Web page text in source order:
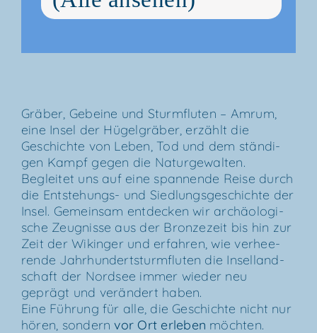
Grä­ber, Gebei­ne und Sturm­flu­ten – Amrum,
eine Insel der Hügel­grä­ber, erzählt die
Geschich­te von Leben, Tod und dem stän­di­
gen Kampf gegen die Natur­ge­wal­ten.
Beglei­tet uns auf eine span­nen­de Rei­se durch
die Ent­s­te­hungs- und Sied­lungs­ge­schich­te der
Insel. Gemein­sam ent­de­cken wir archäo­lo­gi­
sche Zeug­nis­se aus der Bron­ze­zeit bis hin zur
Zeit der Wikin­ger und erfah­ren, wie ver­hee­
ren­de Jahr­hun­dert­s­turm­flu­ten die Insel­land­
schaft der Nord­see immer wie­der neu
geprägt und ver­än­dert haben.
Eine Füh­rung für alle, die Geschich­te nicht nur
hören, son­dern vor Ort erle­ben möch­ten.